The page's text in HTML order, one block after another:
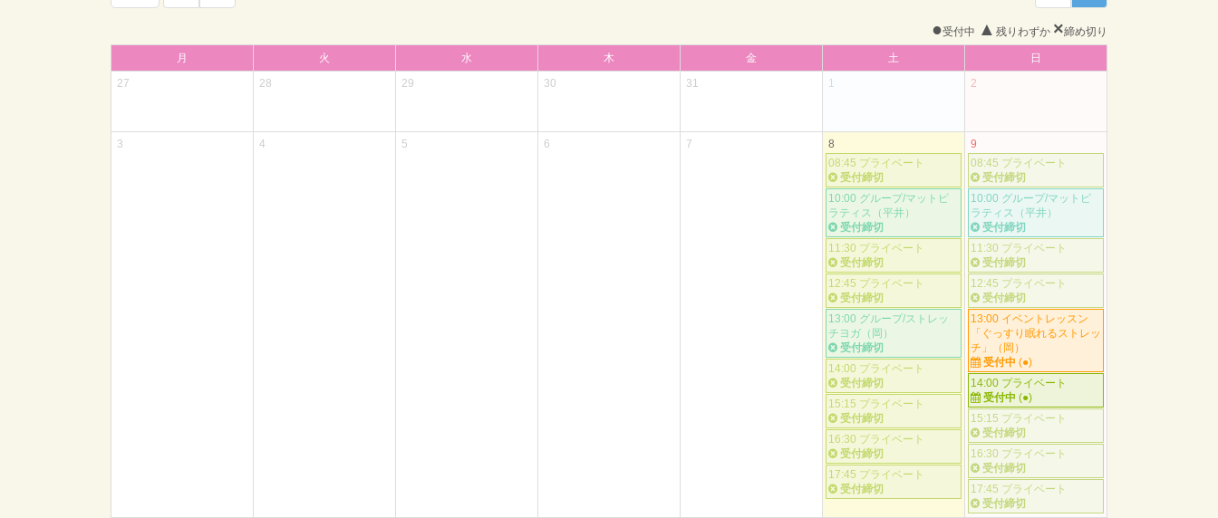
●受付中 ▲ 残りわずか ×締め切り
月 火 水 木 金 土
日
27
28 29 30 31 1 2
3 4 5 6 7
8
08:45 プライベート
受付締切
10:00 グループ/マットピ
ラティス（平井）
受付締切
11:30 プライベート
受付締切
12:45 プライベート
受付締切
13:00 グループ/ストレッ
チヨガ（岡）
受付締切
14:00 プライベート
受付締切
15:15 プライベート
受付締切
16:30 プライベート
受付締切
17:45 プライベート
受付締切
9
08:45 プライベート
受付締切
10:00 グループ/マットピ
ラティス（平井）
受付締切
11:30 プライベート
受付締切
12:45 プライベート
受付締切
13:00 イベントレッスン
「ぐっすり眠れるストレッ
チ」（岡）
受付中 (●)
14:00 プライベート
受付中 (●)
15:15 プライベート
受付締切
16:30 プライベート
受付締切
17:45 プライベート
受付締切